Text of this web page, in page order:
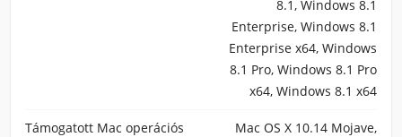
8.1, Windows 8.1
Enterprise, Windows 8.1
Enterprise x64, Windows
8.1 Pro, Windows 8.1 Pro
x64, Windows 8.1 x64
Támogatott Mac operációs
Mac OS X 10.14 Mojave,